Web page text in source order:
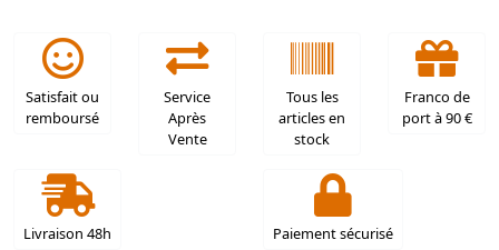
Satisfait ou
remboursé
Service
Après
Vente
Tous les
articles en
stock
Franco de
port à 90 €
Livraison 48h Paiement sécurisé